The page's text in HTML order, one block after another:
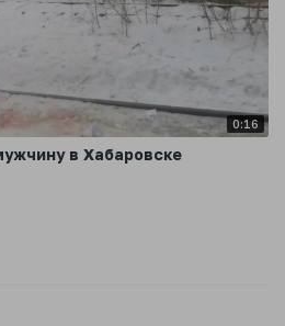
0:16
в Хабаровске